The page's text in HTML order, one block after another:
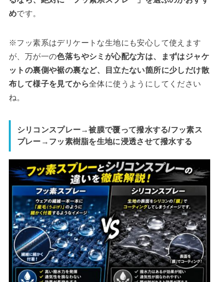
めです。
※フッ素系はデリケートな生地にも安心して使えます
が、万が一の色落ちやシミが心配な方は、まずはジャケ
ットの裏側や裾の裏など、目立たない箇所に少しだけ散
布して様子を見てから全体に使うようにしてください
ね。
シリコンスプレー→被膜で覆って撥水する/フッ素ス
プレー→フッ素樹脂を生地に浸透させて撥水する